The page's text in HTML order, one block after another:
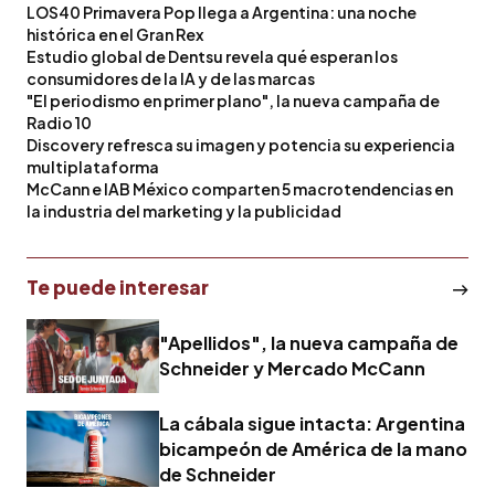
LOS40 Primavera Pop llega a Argentina: una noche
histórica en el Gran Rex
Estudio global de Dentsu revela qué esperan los
consumidores de la IA y de las marcas
"El periodismo en primer plano", la nueva campaña de
Radio 10
Discovery refresca su imagen y potencia su experiencia
multiplataforma
McCann e IAB México comparten 5 macrotendencias en
la industria del marketing y la publicidad
Te puede interesar
"Apellidos", la nueva campaña de
Schneider y Mercado McCann
La cábala sigue intacta: Argentina
bicampeón de América de la mano
de Schneider